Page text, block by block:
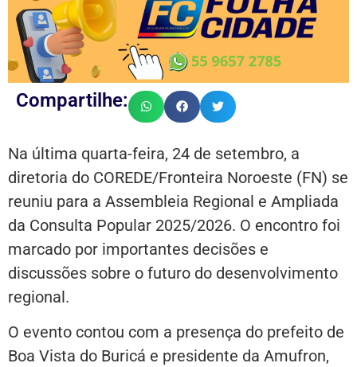
Compartilhe:
Na última quarta-feira, 24 de setembro, a
diretoria do COREDE/Fronteira Noroeste (FN) se
reuniu para a Assembleia Regional e Ampliada
da Consulta Popular 2025/2026. O encontro foi
marcado por importantes decisões e
discussões sobre o futuro do desenvolvimento
regional.
O evento contou com a presença do prefeito de
Boa Vista do Buricá e presidente da Amufron,